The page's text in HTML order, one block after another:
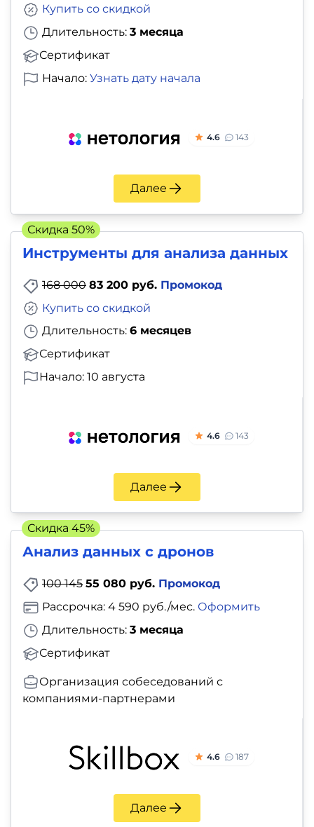
Длительность: 3 месяца
Сертификат
Купить со скидкой
Начало: Узнать дату начала
4.6 143
Далее
Инструменты для анализа данных
168 000 83 200 руб. Промокод
Длительность: 6 месяцев
Сертификат
Купить со скидкой
Начало: 10 августа
4.6 143
Далее
Скидка 50%
Анализ данных с дронов
100 145 55 080 руб. Промокод
Длительность: 3 месяца
Сертификат
Рассрочка: 4 590 руб./мес. Оформить
Организация собеседований с
компаниями-партнерами
4.6 187
Далее
Скидка 45%